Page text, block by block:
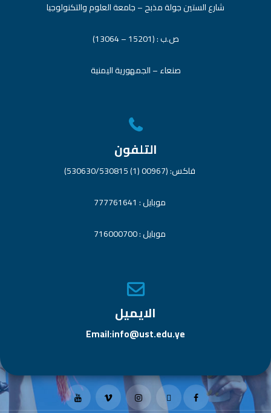
شارع الستين جولة مذبح – جامعة العلوم والتكنولوجيا
ص.ب : (15201 – 13064)
صنعاء – الجمهورية اليمنية
التلفون
فاكس: (00967 (1) 530630/530815)
موبايل : 777761641
موبايل : 716000700
الايميل
Email:info@ust.edu.ye